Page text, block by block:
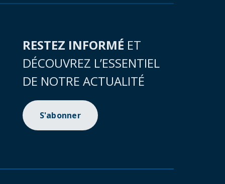
RESTEZ INFORMÉ ET
DÉCOUVREZ L’ESSENTIEL
DE NOTRE ACTUALITÉ
S'abonner